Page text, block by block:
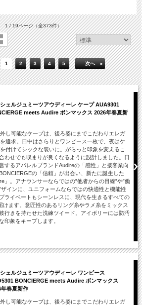
1 / 19ページ（全373件）
1 2 3 4 5 次へ
ェルジュミーツアウディーレ ケープ AUA9301
meets Audire ボンマックス 2026年春夏新
し可能なケープは、後ろ姿にまでこだわりエレガ
追求。日中はさらりとワンピース一枚で、夜はケ
付けてシックな装いに。がらっと印象を変えるこ
わせでも収まりが良くなるように設計しました。日
するアパレルブランドAudireの「感性」と接客業向
の「信頼」が出会い、新たに誕生した
」。アナウンサーならではの”他者からの目線”や”働
ザインに、ユニフォームならではの快適性と機能性
ライベートもシーンレスに、現代を生きるすべての
けます。意匠性のあるリング糸やラメ糸をミックス
行きを持たせた洗練ツイード。アイボリーには防汚
印象をキープします。
ェルジュミーツアウディーレ ワンピース
BONCIERGE meets Audire ボンマックス
年春夏新作
し可能なケープは、後ろ姿にまでこだわりエレガ